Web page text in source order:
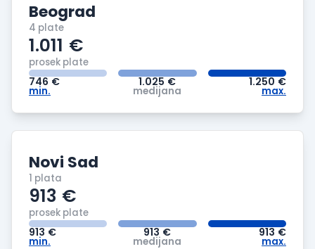
Beograd
4 plate
1.011 €
prosek plate
746 €
min.
1.025 €
medijana
1.250 €
max.
Novi Sad
1 plata
913 €
prosek plate
913 €
min.
913 €
medijana
913 €
max.